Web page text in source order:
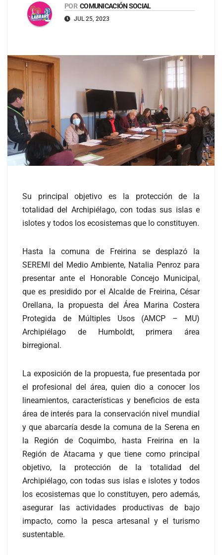
POR COMUNICACIÓN SOCIAL
JUL 25, 2023
Su principal objetivo es la protección de la
totalidad del Archipiélago, con todas sus islas e
islotes y todos los ecosistemas que lo constituyen.
Hasta la comuna de Freirina se desplazó la
SEREMI del Medio Ambiente, Natalia Penroz para
presentar ante el Honorable Concejo Municipal,
que es presidido por el Alcalde de Freirina, César
Orellana, la propuesta del Área Marina Costera
Protegida de Múltiples Usos (AMCP – MU)
Archipiélago de Humboldt, primera área
birregional.
La exposición de la propuesta, fue presentada por
el profesional del área, quien dio a conocer los
lineamientos, características y beneficios de esta
área de interés para la conservación nivel mundial
y que abarcaría desde la comuna de la Serena en
la Región de Coquimbo, hasta Freirina en la
Región de Atacama y que tiene como principal
objetivo, la protección de la totalidad del
Archipiélago, con todas sus islas e islotes y todos
los ecosistemas que lo constituyen, pero además,
asegurar las actividades productivas de bajo
impacto, como la pesca artesanal y el turismo
sustentable.